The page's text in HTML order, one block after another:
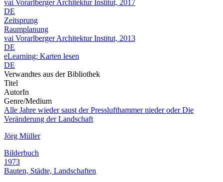
vai Vorarlberger Architektur Institut, 2017
DE
Zeitsprung
Raumplanung
vai Vorarlberger Architektur Institut, 2013
DE
eLearning: Karten lesen
DE
Verwandtes aus der Bibliothek
Titel
AutorIn
Genre/Medium
Alle Jahre wieder saust der Presslufthammer nieder oder Die
Veränderung der Landschaft
Jörg Müller
Bilderbuch
1973
Bauten, Städte, Landschaften